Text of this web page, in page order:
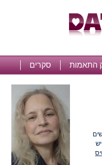
התאמות סקרים